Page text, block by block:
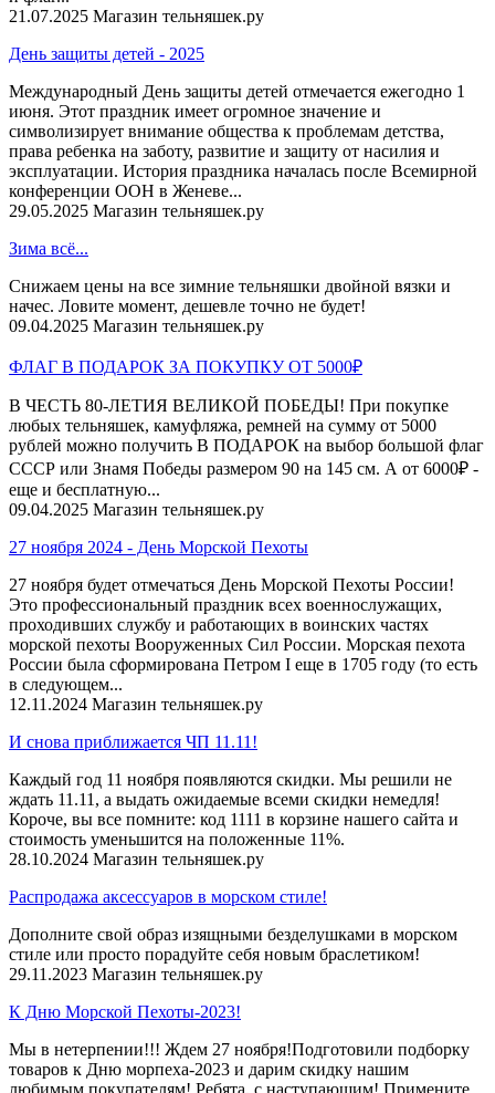
21.07.2025 Магазин тельняшек.ру
День защиты детей - 2025
Международный День защиты детей отмечается ежегодно 1
июня. Этот праздник имеет огромное значение и
символизирует внимание общества к проблемам детства,
права ребенка на заботу, развитие и защиту от насилия и
эксплуатации. История праздника началась после Всемирной
конференции ООН в Женеве...
29.05.2025 Магазин тельняшек.ру
Зима всё...
Снижаем цены на все зимние тельняшки двойной вязки и
начес. Ловите момент, дешевле точно не будет!
09.04.2025 Магазин тельняшек.ру
ФЛАГ В ПОДАРОК ЗА ПОКУПКУ ОТ 5000₽
В ЧЕСТЬ 80-ЛЕТИЯ ВЕЛИКОЙ ПОБЕДЫ! При покупке
любых тельняшек, камуфляжа, ремней на сумму от 5000
рублей можно получить В ПОДАРОК на выбор большой флаг
СССР или Знамя Победы размером 90 на 145 см. А от 6000₽ -
еще и бесплатную...
09.04.2025 Магазин тельняшек.ру
27 ноября 2024 - День Морской Пехоты
27 ноября будет отмечаться День Морской Пехоты России!
Это профессиональный праздник всех военнослужащих,
проходивших службу и работающих в воинских частях
морской пехоты Вооруженных Сил России. Морская пехота
России была сформирована Петром I еще в 1705 году (то есть
в следующем...
12.11.2024 Магазин тельняшек.ру
И снова приближается ЧП 11.11!
Каждый год 11 ноября появляются скидки. Мы решили не
ждать 11.11, а выдать ожидаемые всеми скидки немедля!
Короче, вы все помните: код 1111 в корзине нашего сайта и
стоимость уменьшится на положенные 11%.
28.10.2024 Магазин тельняшек.ру
Распродажа аксессуаров в морском стиле!
Дополните свой образ изящными безделушками в морском
стиле или просто порадуйте себя новым браслетиком!
29.11.2023 Магазин тельняшек.ру
К Дню Морской Пехоты-2023!
Мы в нетерпении!!! Ждем 27 ноября!Подготовили подборку
товаров к Дню морпеха-2023 и дарим скидку нашим
любимым покупателям! Ребята, с наступающим! Примените